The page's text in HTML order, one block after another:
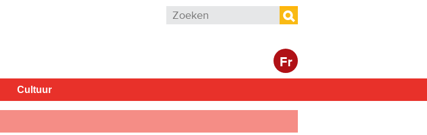
Zoekveld
Zoeken
Fr
Cultuur